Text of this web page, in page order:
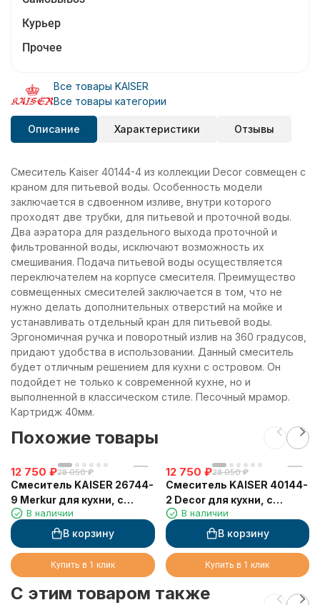
Курьер
Прочее
Все товары KAISER
Все товары категории
Описание Характеристики Отзывы
Смеситель Kaiser 40144-4 из коллекции Decor совмещен с
краном для питьевой воды. Особенность модели
заключается в сдвоенном изливе, внутри которого
проходят две трубки, для питьевой и проточной воды.
Два аэратора для раздельного выхода проточной и
фильтрованной воды, исключают возможность их
смешивания. Подача питьевой воды осуществляется
переключателем на корпусе смесителя. Преимущество
совмещенных смесителей заключается в том, что не
нужно делать дополнительных отверстий на мойке и
устанавливать отдельный кран для питьевой воды.
Эргономичная ручка и поворотный излив на 360 градусов,
придают удобства в использовании. Данный смеситель
будет отличным решением для кухни с островом. Он
подойдет не только к современной кухне, но и
выполненной в классическом стиле. Песочный мрамор.
Картридж 40мм.
Похожие товары
12 750 ₽28 050 ₽
Смеситель KAISER 26744-
9 Merkur для кухни, с
краном для питьевой
воды, черный матовый
В наличии
В корзину
Купить в 1 клик
12 750 ₽28 050 ₽
Смеситель KAISER 40144-
2 Decor для кухни, с
краном для питьевой
воды, черный мрамор
В наличии
В корзину
Купить в 1 клик
C этим товаром также